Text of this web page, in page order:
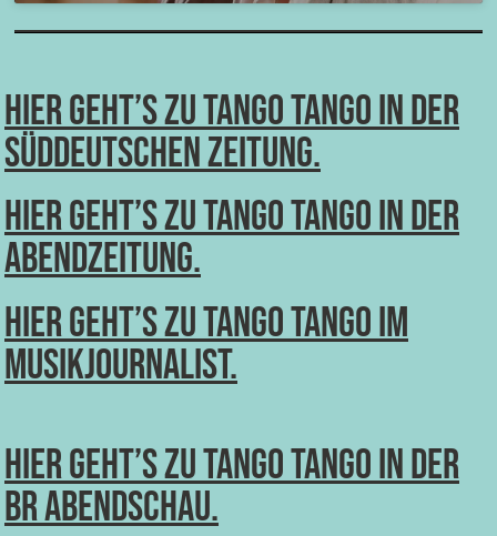
Hier geht’s zu Tango Tango in der
Süddeutschen Zeitung.
Hier geht’s zu Tango Tango in der
Abendzeitung.
Hier geht’s zu Tango Tango im
Musikjournalist.
Hier geht’s zu Tango Tango in der
BR Abendschau.